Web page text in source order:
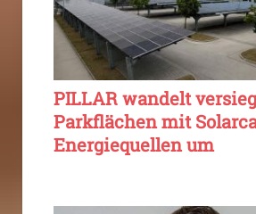
PILLAR wandelt
Parkflächen mit
Energiequellen um